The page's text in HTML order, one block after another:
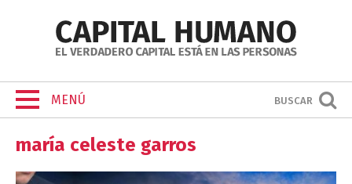
MENÚ BUSCAR
maría celeste garros